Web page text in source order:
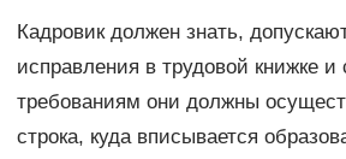
Кадровик должен знать,
исправления в трудовой книжке и
требованиям они должны
строка, куда вписывается